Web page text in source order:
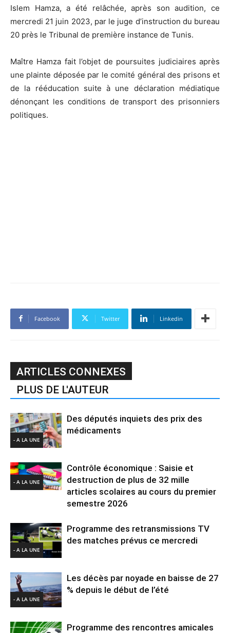
Islem Hamza, a été relâchée, après son audition, ce
mercredi 21 juin 2023, par le juge d’instruction du bureau
20 près le Tribunal de première instance de Tunis.
Maître Hamza fait l’objet de poursuites judiciaires après
une plainte déposée par le comité général des prisons et
de la rééducation suite à une déclaration médiatique
dénonçant les conditions de transport des prisonniers
politiques.
Facebook Twitter Linkedin
ARTICLES CONNEXES
PLUS DE L'AUTEUR
- A LA UNE
Des députés inquiets des prix des
médicaments
- A LA UNE
Contrôle économique : Saisie et
destruction de plus de 32 mille
articles scolaires au cours du premier
semestre 2026
- A LA UNE
Programme des retransmissions TV
des matches prévus ce mercredi
- A LA UNE
Les décès par noyade en baisse de 27
% depuis le début de l’été
Programme des rencontres amicales